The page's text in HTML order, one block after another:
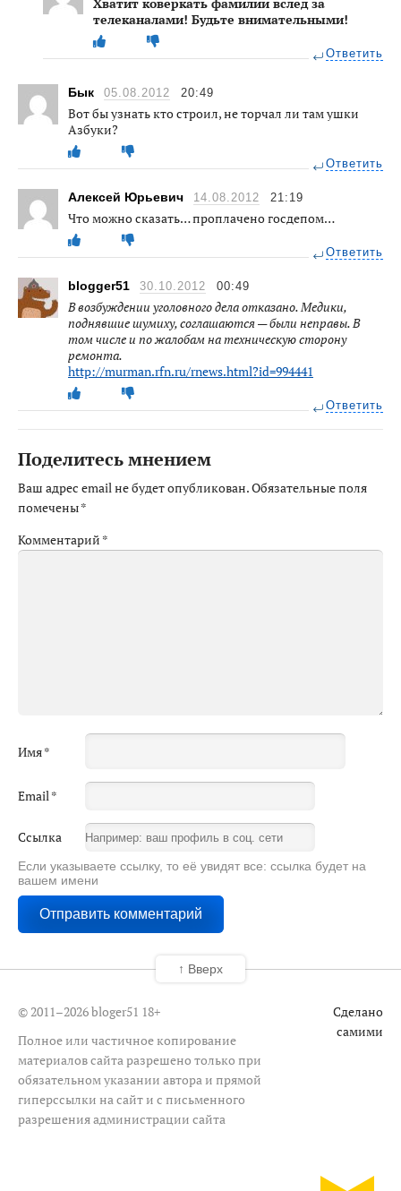
Хватит коверкать фамилии вслед за
телеканалами! Будьте внимательными!
Ответить
Бык 05.08.2012 20:49
Вот бы узнать кто строил, не торчал ли там ушки
Азбуки?
Ответить
Алексей Юрьевич 14.08.2012 21:19
Что можно сказать… проплачено госдепом…
Ответить
blogger51 30.10.2012 00:49
В возбуждении уголовного дела отказано. Медики,
поднявшие шумиху, соглашаются — были неправы. В
том числе и по жалобам на техническую сторону
ремонта.
http://murman.rfn.ru/rnews.html?id=994441
Ответить
Поделитесь мнением
Ваш адрес email не будет опубликован.Обязательные поля
помечены*
Комментарий *
Имя*
Email*
Ссылка
Если указываете ссылку, то её увидят все: ссылка будет на
вашем имени
© 2011–2026 bloger51 18+
Полное или частичное копирование
материалов сайта разрешено только при
обязательном указании автора и прямой
гиперссылки на сайт и с письменного
разрешения администрации сайта
Сделано
самими
↑ Вверх